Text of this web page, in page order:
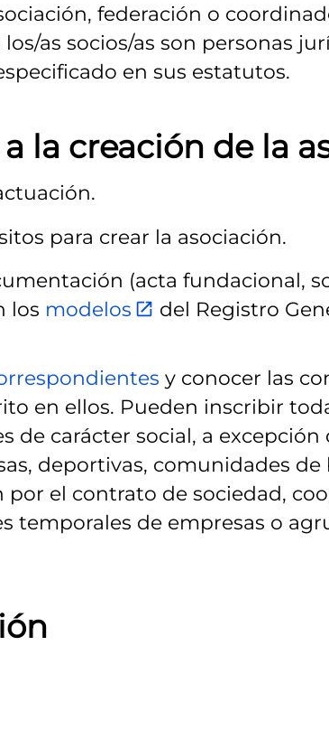
federación o
as socios/as son personas
en sus estatutos.
a la creación de la
para crear la asociación.
(acta fundacional,
los modelos
del Registro
y conocer las
en ellos. Pueden inscribir
de carácter social, a excepción
deportivas, comunidades
el contrato de sociedad,
temporales de empresas o